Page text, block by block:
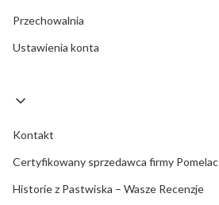
Przechowalnia
Ustawienia konta
Kontakt
Certyfikowany sprzedawca firmy Pomelac
Historie z Pastwiska – Wasze Recenzje